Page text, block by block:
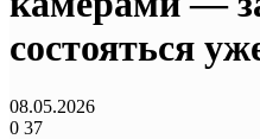
состояться
08.05.2026
0 37